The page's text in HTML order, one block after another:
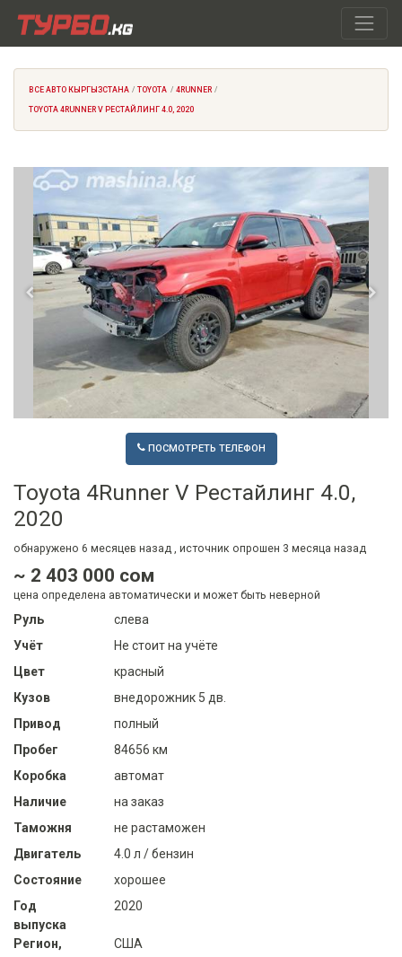
ВСЕ АВТО КЫРГЫЗСТАНА TOYOTA 4RUNNER
TOYOTA 4RUNNER V РЕСТАЙЛИНГ 4.0, 2020
ПОСМОТРЕТЬ ТЕЛЕФОН
Toyota 4Runner V Рестайлинг 4.0,
2020
обнаружено 6 месяцев назад , источник опрошен 3 месяца назад
~ 2 403 000 сом
цена определена автоматически и может быть неверной
Руль
слева
Учёт
Не стоит на учёте
Цвет
красный
Кузов
внедорожник 5 дв.
Привод
полный
Пробег
84656 км
Коробка
автомат
Наличие
на заказ
Таможня
не растаможен
Двигатель
4.0 л / бензин
Состояние
хорошее
Год
выпуска
2020
Регион,
США